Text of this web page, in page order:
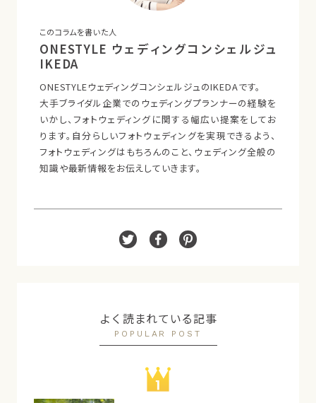
このコラムを書いた人
ONESTYLE ウェディングコンシェルジュ
IKEDA
ONESTYLEウェディングコンシェルジュのIKEDAです。
大手ブライダル企業でのウェディングプランナーの経験を
いかし、フォトウェディングに関する幅広い提案をしてお
ります。自分らしいフォトウェディングを実現できるよう、
フォトウェディングはもちろんのこと、ウェディング全般の
知識や最新情報をお伝えしていきます。
よく読まれている記事
POPULAR POST